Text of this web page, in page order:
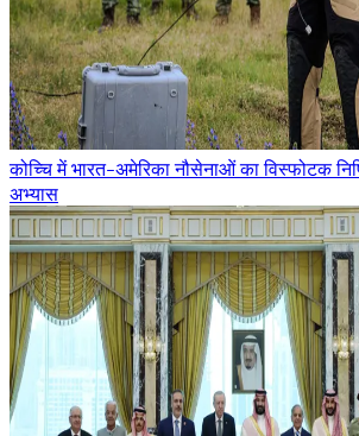
कोच्चि में भारत-अमेरिका नौसेनाओं का विस्फोटक
अभ्यास